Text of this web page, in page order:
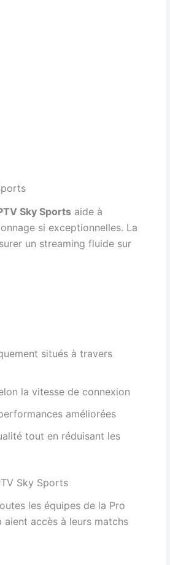
Sky Sports aide à
si exceptionnelles. La
un streaming fluide sur
situés à travers
la vitesse de connexion
améliorées
tout en réduisant les
Sky Sports
les équipes de la Pro
aient accès à leurs matchs